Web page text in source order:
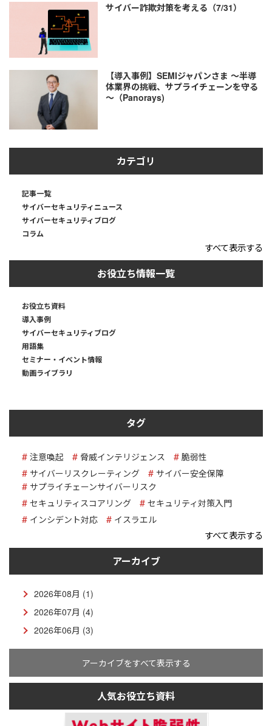
サイバー詐欺対策を考える（7/31）
【導入事例】SEMIジャパンさま ～半導
体業界の挑戦、サプライチェーンを守る
～（Panorays)
カテゴリ
記事一覧
サイバーセキュリティニュース
サイバーセキュリティブログ
コラム
すべて表示する
お役立ち情報一覧
お役立ち資料
導入事例
サイバーセキュリティブログ
用語集
セミナー・イベント情報
動画ライブラリ
タグ
注意喚起 脅威インテリジェンス
脆弱性
サイバーリスクレーティング
サイバー安全保障
サプライチェーンサイバーリスク
セキュリティスコアリング
セキュリティ対策入門
インシデント対応
イスラエル
すべて表示する
アーカイブ
2026年08月 (1)
2026年07月 (4)
2026年06月 (3)
アーカイブをすべて表示する
人気お役立ち資料